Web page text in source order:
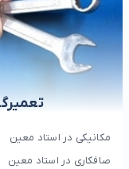
مکانیکی در استاد معین
صافکاری در استاد معین